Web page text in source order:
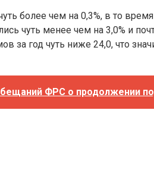
более чем на 0,3%, в то
чуть менее чем на 3,0% и
за год чуть ниже 24,0, что
ФРС о продолжении